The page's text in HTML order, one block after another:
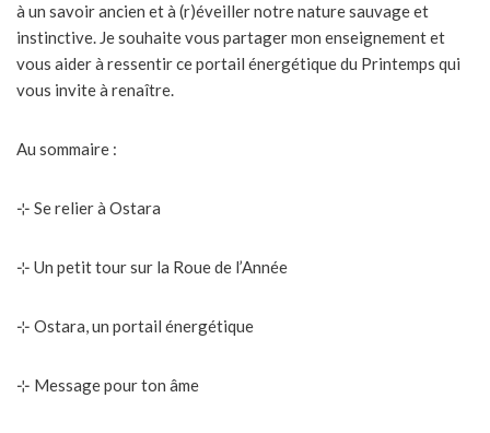
à un savoir ancien et à (r)éveiller notre nature sauvage et
instinctive. Je souhaite vous partager mon enseignement et
vous aider à ressentir ce portail énergétique du Printemps qui
vous invite à renaître.
Au sommaire :
⊹ Se relier à Ostara
⊹ Un petit tour sur la Roue de l’Année
⊹ Ostara, un portail énergétique
⊹ Message pour ton âme